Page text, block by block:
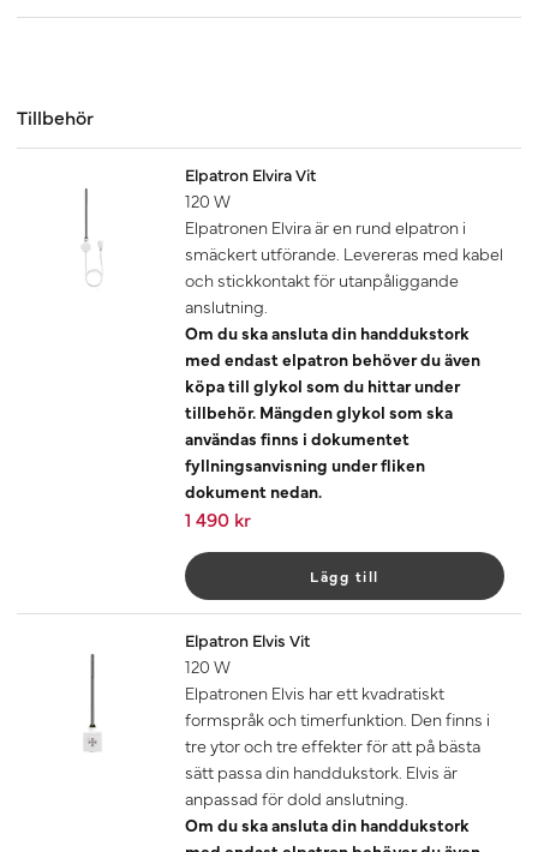
Tillbehör
Elpatron Elvira Vit
120 W
Elpatronen Elvira är en rund elpatron i
smäckert utförande. Levereras med kabel
och stickkontakt för utanpåliggande
anslutning.
Om du ska ansluta din handdukstork
med endast elpatron behöver du även
köpa till glykol som du hittar under
tillbehör. Mängden glykol som ska
användas finns i dokumentet
fyllningsanvisning under fliken
dokument nedan.
1 490 kr
Lägg till
Elpatron Elvis Vit
120 W
Elpatronen Elvis har ett kvadratiskt
formspråk och timerfunktion. Den finns i
tre ytor och tre effekter för att på bästa
sätt passa din handdukstork. Elvis är
anpassad för dold anslutning.
Om du ska ansluta din handdukstork